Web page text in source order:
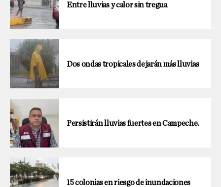
Entre lluvias y calor sin tregua
Dos ondas tropicales dejarán más lluvias
Persistirán lluvias fuertes en Campeche.
15 colonias en riesgo de inundaciones